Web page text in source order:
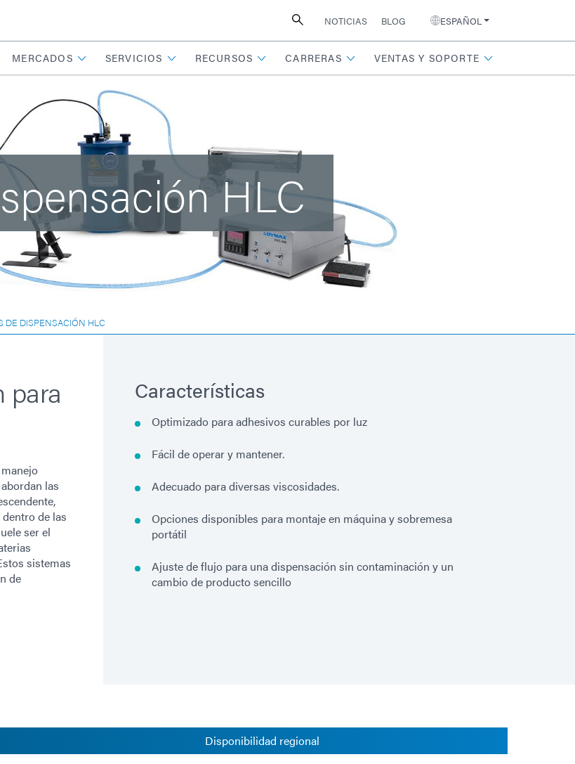
NOTICIAS BLOG ESPAÑOL
MERCADOS SERVICIOS RECURSOS CARRERAS VENTAS Y SOPORTE
HLC
DE DISPENSACIÓN HLC
para
las
de las
ser el
sistemas
de
Características
Optimizado para adhesivos curables por luz
Fácil de operar y mantener.
Adecuado para diversas viscosidades.
Opciones disponibles para montaje en máquina y sobremesa
portátil
Ajuste de flujo para una dispensación sin contaminación y un
cambio de producto sencillo
Disponibilidad regional